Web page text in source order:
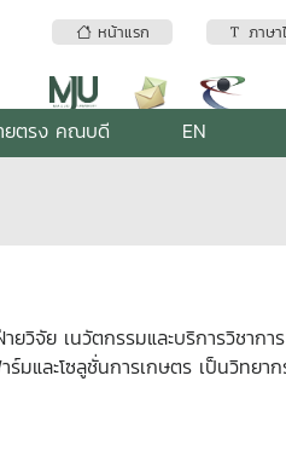
หน้าแรก ภาษา
ยตรง คณบดี EN
จัย เนวัตกรรมและบริการวิชาการ
และโซลูชั่นการเกษตร เป็นวิทยาก